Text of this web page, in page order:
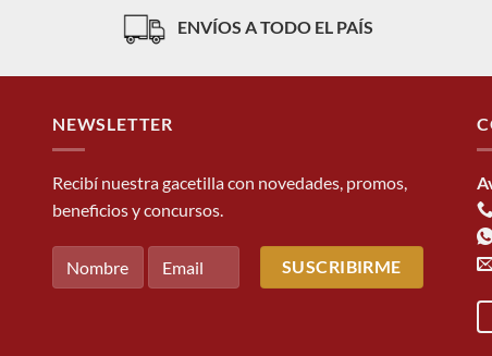
ENVÍOS A TODO EL PAÍS
NEWSLETTER
Recibí nuestra gacetilla con novedades, promos,
beneficios y concursos.